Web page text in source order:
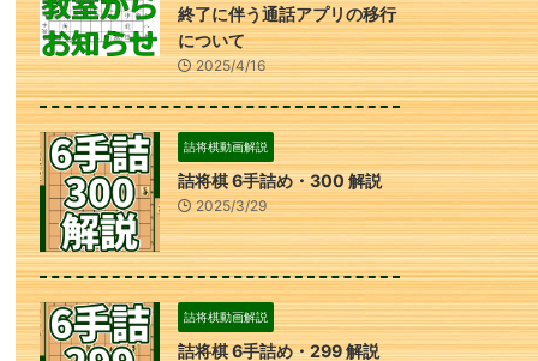
終了に伴う通話アプリの移行
について
2025/4/16
詰将棋動画解説
詰将棋 6手詰め・300 解説
2025/3/29
詰将棋動画解説
詰将棋 6手詰め・299 解説